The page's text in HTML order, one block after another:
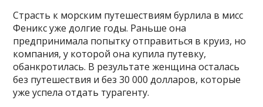
Страсть к морским путешествиям бурлила в мисс
Феникс уже долгие годы. Раньше она
предпринимала попытку отправиться в круиз, но
компания, у которой она купила путевку,
обанкротилась. В результате женщина осталась
без путешествия и без 30 000 долларов, которые
уже успела отдать турагенту.